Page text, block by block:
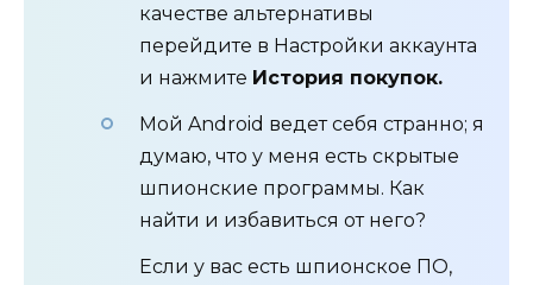
качестве альтернативы
перейдите в Настройки аккаунта
и нажмите История покупок.
Мой Android ведет себя странно; я
думаю, что у меня есть скрытые
шпионские программы. Как
найти и избавиться от него?
Если у вас есть шпионское ПО,